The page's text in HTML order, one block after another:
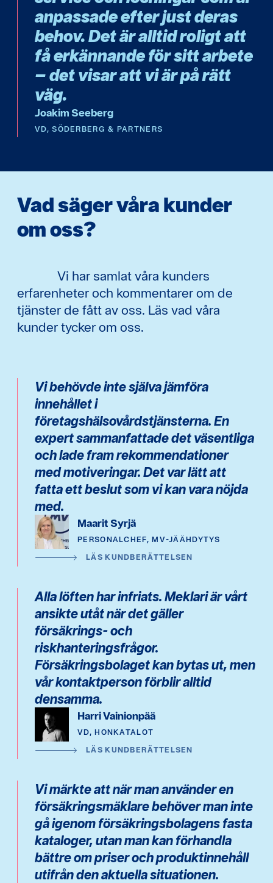
anpassade efter just deras
behov. Det är alltid roligt att
få erkännande för sitt arbete
– det visar att vi är på rätt
väg.
Joakim Seeberg
VD, SÖDERBERG & PARTNERS
Vad säger våra kunder
om oss?
Vi har samlat våra kunders
erfarenheter och kommentarer om de
tjänster de fått av oss. Läs vad våra
kunder tycker om oss.
Vi behövde inte själva jämföra
innehållet i
företagshälsovårdstjänsterna. En
expert sammanfattade det väsentliga
och lade fram rekommendationer
med motiveringar. Det var lätt att
fatta ett beslut som vi kan vara nöjda
med.
Maarit Syrjä
PERSONALCHEF, MV-JÄÄHDYTYS
LÄS KUNDBERÄTTELSEN
Alla löften har infriats. Meklari är vårt
ansikte utåt när det gäller
försäkrings- och
riskhanteringsfrågor.
Försäkringsbolaget kan bytas ut, men
vår kontaktperson förblir alltid
densamma.
Harri Vainionpää
VD, HONKATALOT
LÄS KUNDBERÄTTELSEN
Vi märkte att när man använder en
försäkringsmäklare behöver man inte
gå igenom försäkringsbolagens fasta
kataloger, utan man kan förhandla
bättre om priser och produktinnehåll
utifrån den aktuella situationen.